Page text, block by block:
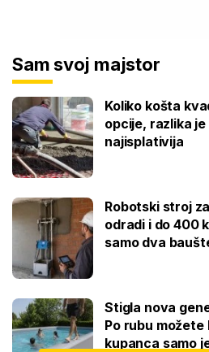
Sam svoj majstor
Koliko košta
opcije, razlika
najisplativija
Robotski stroj
odradi i do 400
samo dva
Stigla nova
Po rubu
kupanca samo